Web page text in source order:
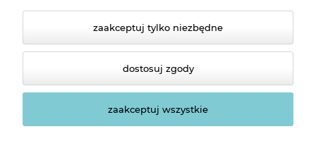
© 2026 sklep.platinet.pl. Wszelkie prawa zastrzeżone.
zaakceptuj tylko niezbędne
dostosuj zgody
zaakceptuj wszystkie